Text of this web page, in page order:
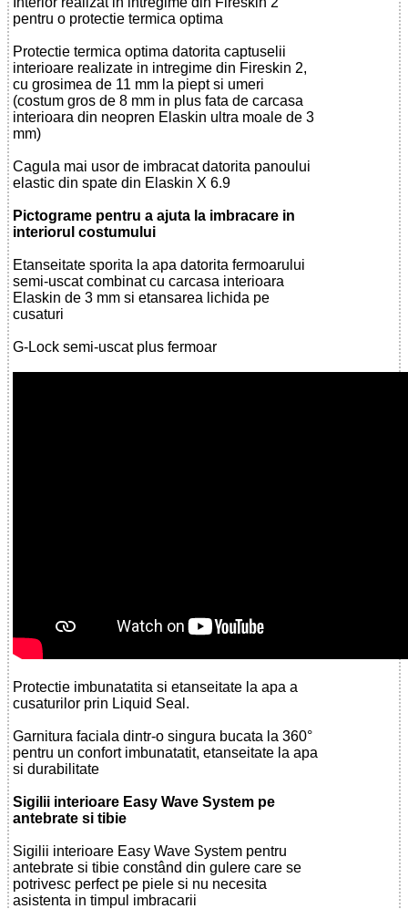
pentru o protectie termica optima
Protectie termica optima datorita captuselii
interioare realizate in intregime din Fireskin 2,
cu grosimea de 11 mm la piept si umeri
(costum gros de 8 mm in plus fata de carcasa
interioara din neopren Elaskin ultra moale de 3
mm)
Cagula mai usor de imbracat datorita panoului
elastic din spate din Elaskin X 6.9
Pictograme pentru a ajuta la imbracare in
interiorul costumului
Etanseitate sporita la apa datorita fermoarului
semi-uscat combinat cu carcasa interioara
Elaskin de 3 mm si etansarea lichida pe
cusaturi
G-Lock semi-uscat plus fermoar
Protectie imbunatatita si etanseitate la apa a
cusaturilor prin Liquid Seal.
Garnitura faciala dintr-o singura bucata la 360°
pentru un confort imbunatatit, etanseitate la apa
si durabilitate
Sigilii interioare Easy Wave System pe
antebrate si tibie
Sigilii interioare Easy Wave System pentru
antebrate si tibie constând din gulere care se
potrivesc perfect pe piele si nu necesita
asistenta in timpul imbracarii